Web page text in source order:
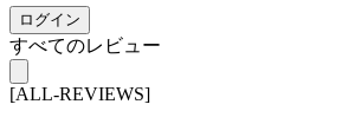
ログイン
すべてのレビュー
[ALL-REVIEWS]